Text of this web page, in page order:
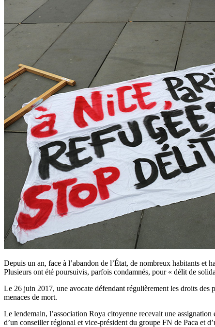
Depuis un an, face à l’abandon de l’État, de nombreux habitants et
Plusieurs ont été poursuivis, parfois condamnés, pour « délit de
Le 26 juin 2017, une avocate défendant régulièrement les droits des
menaces de mort.
Le lendemain, l’association Roya citoyenne recevait une
d’un conseiller régional et vice-président du groupe FN de Paca et